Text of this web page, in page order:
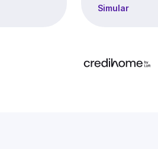
Simular